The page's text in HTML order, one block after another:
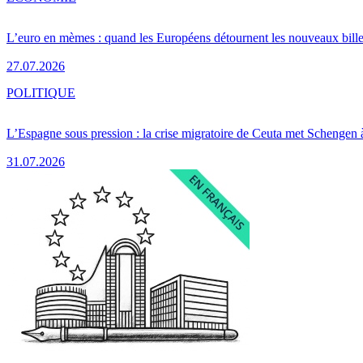
L’euro en mèmes : quand les Européens détournent les nouveaux
27.07.2026
L’Espagne sous pression : la crise migratoire de Ceuta met Schengen
31.07.2026
POLITIQUE